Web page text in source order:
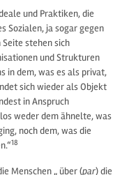
und Praktiken, die
Sozialen, ja sogar gegen
stehen sich
und Strukturen
in dem, was es als privat,
sich wieder als Objekt
in Anspruch
weder dem ähnelte, was
noch dem, was die
18
Menschen „ über (par) die